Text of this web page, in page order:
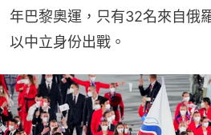
年巴黎奧運，只有32名來自俄
以中立身份出戰。